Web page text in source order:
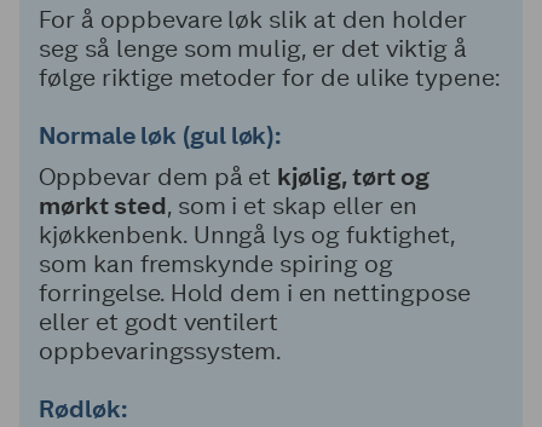
For å oppbevare løk slik at den holder
seg så lenge som mulig, er det viktig å
følge riktige metoder for de ulike typene:
Normale løk (gul løk):
Oppbevar dem på et kjølig, tørt og
mørkt sted, som i et skap eller en
kjøkkenbenk. Unngå lys og fuktighet,
som kan fremskynde spiring og
forringelse. Hold dem i en nettingpose
eller et godt ventilert
oppbevaringssystem.
Rødløk: